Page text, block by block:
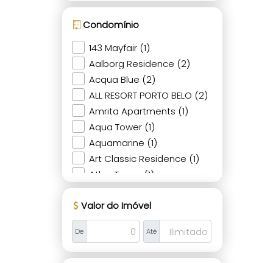
Condomínio
143 Mayfair (1)
Aalborg Residence (2)
Acqua Blue (2)
ALL RESORT PORTO BELO (2)
Amrita Apartments (1)
Aqua Tower (1)
Aquamarine (1)
Art Classic Residence (1)
Atlan Tower (1)
Atlantic Paradise Towers (2)
Atol Das Rocas (1)
Baía de Bali (1)
Baruk Residence (1)
Beach Leak Residence (1)
Valor do Imóvel
De Até